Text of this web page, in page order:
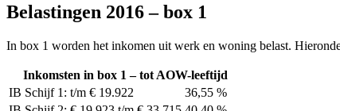
Belastingen 2016 – box 1
In box 1 worden het inkomen uit werk en woning belast.
Inkomsten in box 1 – tot AOW-leeftijd
IB Schijf 1: t/m € 19.922
36,55 %